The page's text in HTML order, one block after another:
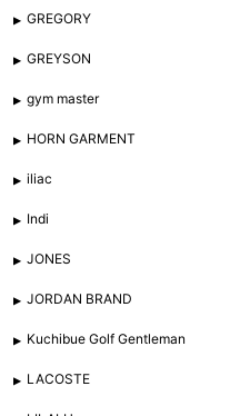
GREGORY
GREYSON
gym master
HORN GARMENT
iliac
Indi
JONES
JORDAN BRAND
Kuchibue Golf Gentleman
LACOSTE